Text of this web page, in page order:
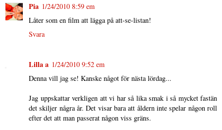
Pia 1/24/2010 8:59 em
Låter som en film att lägga på att-se-listan!
Svara
Lilla a 1/24/2010 9:52 em
Denna vill jag se! Kanske något för nästa lördag...
Jag uppskattar verkligen att vi har så lika smak i så mycket fastän
det skiljer några år. Det visar bara att åldern inte spelar någon roll
efter det att man passerat någon viss gräns.